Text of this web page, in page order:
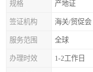
规格 产地证
签证机构 海关/贸促会
服务范围 全球
办理时效 1-2工作日